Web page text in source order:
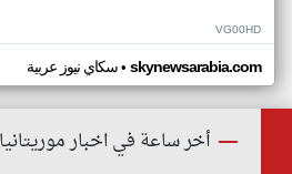
VG00HD
سكاي نيوز عربية• skynewsarabia.com
أخر ساعة في اخبار موريتانيا